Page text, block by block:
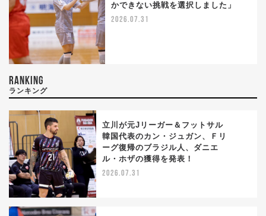
かできない挑戦を選択しました」
2026.07.31
RANKING
ランキング
立川が元Jリーガー＆フットサル
韓国代表のカン・ジュガン、Ｆリ
ーグ復帰のブラジル人、ダニエ
ル・ホザの獲得を発表！
2026.07.31